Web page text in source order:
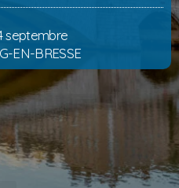
septembre
EN-BRESSE